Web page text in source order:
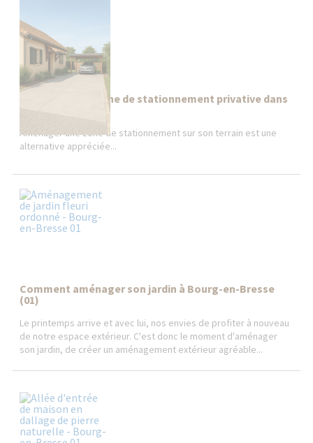
Aménager une zone de stationnement privative dans
l'Ain (01)
Aménager une zone de stationnement sur son terrain est une
alternative appréciée...
Comment aménager son jardin à Bourg-en-Bresse
(01)
Le printemps arrive et avec lui, nos envies de profiter à nouveau
de notre espace extérieur. C'est donc le moment d'aménager
son jardin, de créer un aménagement extérieur agréable...